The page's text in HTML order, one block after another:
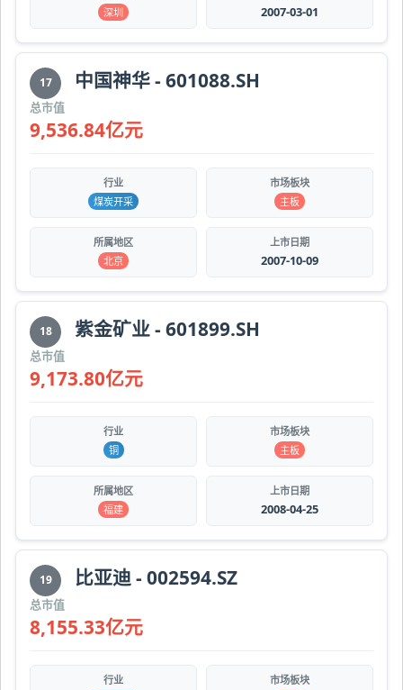
深圳
2007-03-01
17 中国神华 - 601088.SH
总市值
9,536.84亿元
行业
煤炭开采
市场板块
主板
所属地区
北京
上市日期
2007-10-09
18 紫金矿业 - 601899.SH
总市值
9,173.80亿元
行业
铜
市场板块
主板
所属地区
福建
上市日期
2008-04-25
19 比亚迪 - 002594.SZ
总市值
8,155.33亿元
行业
市场板块